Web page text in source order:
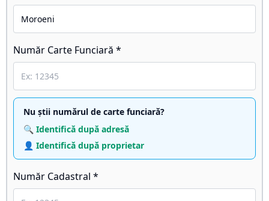
Număr Carte Funciară *
Nu știi numărul de carte funciară?
🔍 Identifică după adresă
👤 Identifică după proprietar
Număr Cadastral *